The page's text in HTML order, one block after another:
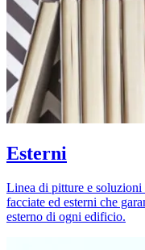
Esterni
Linea di pitture e
facciate ed esterni che
esterno di ogni edificio.